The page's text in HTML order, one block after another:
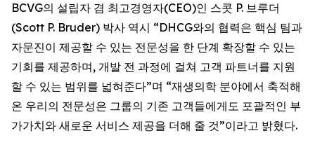
BCVG의 설립자 겸 최고경영자(CEO)인 스콧 P. 브루더
(Scott P. Bruder) 박사 역시 “DHCG와의 협력은 핵심 팀과
자문진이 제공할 수 있는 전문성을 한 단계 확장할 수 있는
기회를 제공하며, 개발 전 과정에 걸쳐 고객 파트너를 지원
할 수 있는 범위를 넓혀준다”며 “재생의학 분야에서 축적해
온 우리의 전문성은 그룹의 기존 고객들에게도 포괄적인 부
가가치와 새로운 서비스 제공을 더해 줄 것”이라고 밝혔다.